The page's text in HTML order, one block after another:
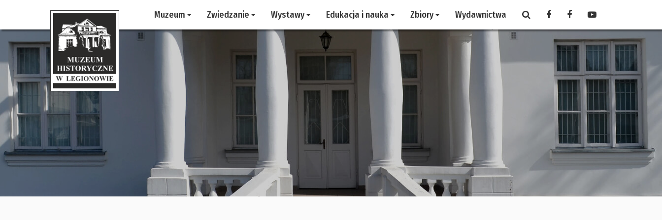
Muzeum Zwiedzanie Wystawy Edukacja i nauka Zbiory Wydawnictwa